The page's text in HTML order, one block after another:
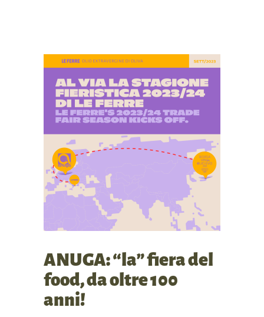
ANUGA: “la” fiera del
food, da oltre 100
anni!